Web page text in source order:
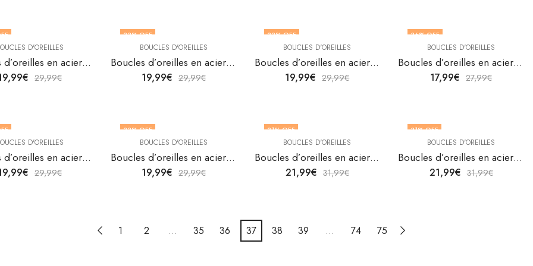
D'OREILLES
Boucles d’oreilles en acier inoxydable plaqué or 18K de V&F Jewelers
€ 29,99€
33% OFF
BOUCLES D'OREILLES
Boucles d’oreilles en acier inoxydable plaqué or 18K de V&F Jewelers
19,99€ 29,99€
33% OFF
BOUCLES D'OREILLES
Boucles d’oreilles en acier inoxydable plaqué or 18K de V&F Jewelers
19,99€ 29,99€
36% OFF
BOUCLES D'OREILLES
Boucles d’oreilles en acier inoxydable plaqué or 18K de V&F Jewelers
17,99€ 27,99€
D'OREILLES
Boucles d’oreilles en acier inoxydable plaqué or 18K de V&F Jewelers
€ 29,99€
33% OFF
BOUCLES D'OREILLES
Boucles d’oreilles en acier inoxydable plaqué or 18K de V&F Jewelers
19,99€ 29,99€
31% OFF
BOUCLES D'OREILLES
Boucles d’oreilles en acier inoxydable plaqué or 18K de V&F Jewelers
21,99€ 31,99€
31% OFF
BOUCLES D'OREILLES
Boucles d’oreilles en acier inoxydable plaqué or 18K de V&F Jewelers
21,99€ 31,99€
1 2 … 35 36 37 38 39 … 74 75